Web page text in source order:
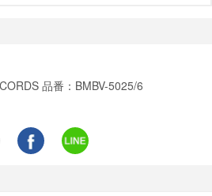
品番：BMBV-5025/6